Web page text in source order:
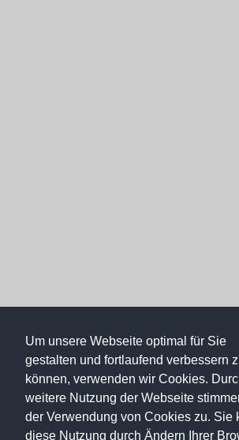
Um unsere Webseite optimal für Sie
gestalten und fortlaufend verbessern
können, verwenden wir Cookies.
weitere Nutzung der Webseite
der Verwendung von Cookies zu. Sie
diese Nutzung durch Ändern Ihrer